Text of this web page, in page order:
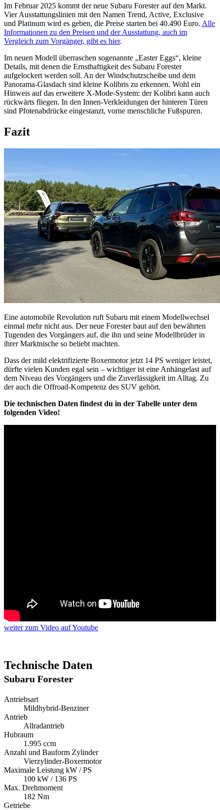
Im Februar 2025 kommt der neue Subaru Forester auf den Markt.
Vier Ausstattungslinien mit den Namen Trend, Active, Exclusive
und Platinum wird es geben, die Preise starten bei 40.490 Euro. Alle
Informationen zu den Preisen und der Ausstattung, auch im
Vergleich zum Vorgänger, gibt es hier.
Im neuen Modell überraschen sogenannte „Easter Eggs“, kleine
Details, mit denen die Ernsthaftigkeit des Subaru Forester
aufgelockert werden soll. An der Windschutzscheibe und dem
Panorama-Glasdach sind kleine Kolibris zu erkennen. Wohl ein
Hinweis auf das erweitere X-Mode-System: der Kolibri kann auch
rückwärts fliegen. In den Innen-Verkleidungen der hinteren Türen
sind Pfotenabdrücke eingestanzt, vorne menschliche Fußspuren.
Fazit
Eine automobile Revolution ruft Subaru mit einem Modellwechsel
einmal mehr nicht aus. Der neue Forester baut auf den bewährten
Tugenden des Vorgängers auf, die ihn und seine Modellbrüder in
ihrer Marktnische so beliebt machten.
Dass der mild elektrifizierte Boxermotor jetzt 14 PS weniger leistet,
dürfte vielen Kunden egal sein – wichtiger ist eine Anhängelast auf
dem Niveau des Vorgängers und die Zuverlässigkeit im Alltag. Zu
der auch die Offroad-Kompetenz des SUV gehört.
Die technischen Daten findest du in der Tabelle unter dem
folgenden Video!
weiterzum Video auf Youtube
Technische Daten
Subaru Forester
Antriebsart
Mildhybrid-Benziner
Antrieb
Allradantrieb
Hubraum
1.995 ccm
Anzahl und Bauform Zylinder
Vierzylinder-Boxermotor
Maximale Leistung kW / PS
100 kW / 136 PS
Max. Drehmoment
182 Nm
Getriebe